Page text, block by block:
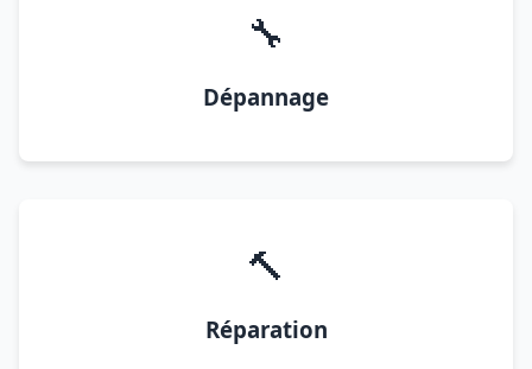
🔧
Dépannage
🔨
Réparation